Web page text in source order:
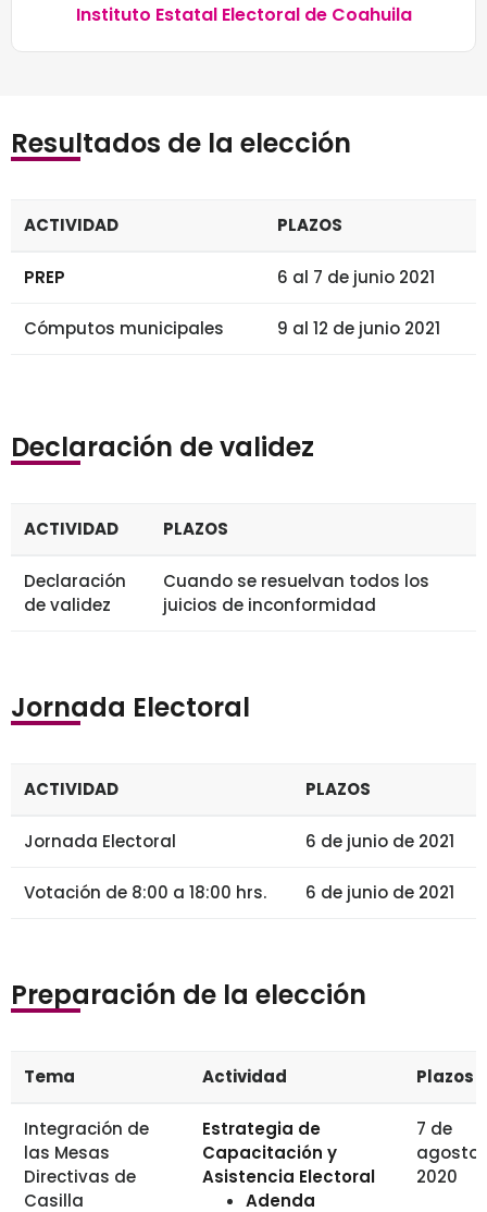
Instituto Estatal Electoral de Coahuila
Resultados de la elección
ACTIVIDAD PLAZOS
PREP 6 al 7 de junio 2021
Cómputos municipales 9 al 12 de junio 2021
Declaración de validez
ACTIVIDAD PLAZOS
Declaración
de validez
Cuando se resuelvan todos los
juicios de inconformidad
Jornada Electoral
ACTIVIDAD PLAZOS
Jornada Electoral 6 de junio de 2021
Votación de 8:00 a 18:00 hrs. 6 de junio de 2021
Preparación de la elección
Tema Actividad Plazos
Integración de
las Mesas
Directivas de
Casilla
Estrategia de
Capacitación y
Asistencia Electoral
Adenda
7 de
agosto
2020